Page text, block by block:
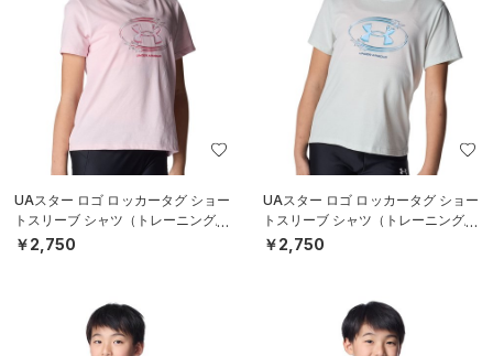
UAスター ロゴ ロッカータグ ショー
トスリーブ シャツ（トレーニング/G
IRLS）
￥2,750
UAスター ロゴ ロッカータグ ショー
トスリーブ シャツ（トレーニング/G
IRLS）
￥2,750